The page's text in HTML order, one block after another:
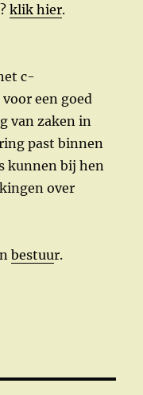
klik hier.
c-
een goed
van zaken in
past binnen
kunnen bij hen
over
bestuur.